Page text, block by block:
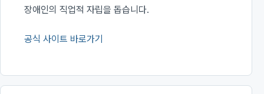
장애인의 직업적 자립을 돕습니다.
공식 사이트 바로가기
(새 창에서 열림)